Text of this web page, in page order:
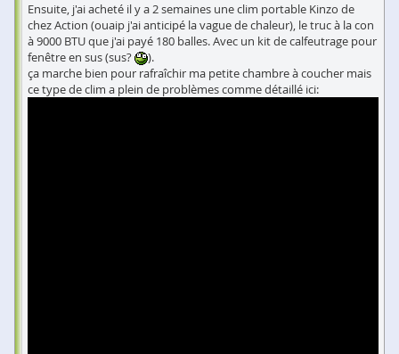
Ensuite, j'ai acheté il y a 2 semaines une clim portable Kinzo de
chez Action (ouaip j'ai anticipé la vague de chaleur), le truc à la con
à 9000 BTU que j'ai payé 180 balles. Avec un kit de calfeutrage pour
fenêtre en sus (sus?
).
ça marche bien pour rafraîchir ma petite chambre à coucher mais
ce type de clim a plein de problèmes comme détaillé ici: